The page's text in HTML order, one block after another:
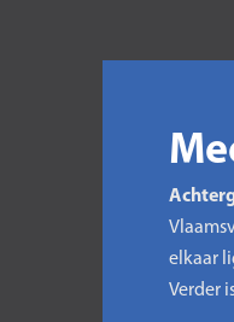
elkaar
Verder